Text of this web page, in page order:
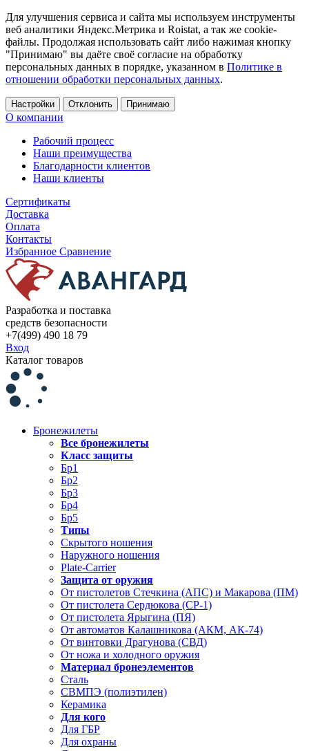
Для улучшения сервиса и сайта мы используем инструменты
веб аналитики Яндекс.Метрика и Roistat, а так же cookie-
файлы. Продолжая использовать сайт либо нажимая кнопку
"Принимаю" вы даёте своё согласие на обработку
персональных данных в порядке, указанном в Политике в
отношении обработки персональных данных.
Настройки Отклонить Принимаю
О компании
Рабочий процесс
Наши преимущества
Благодарности клиентов
Наши клиенты
Сертификаты
Доставка
Оплата
Контакты
Избранное Сравнение
Разработка и поставка
средств безопасности
+7(499) 490 18 79
Вход
Каталог товаров
Бронежилеты
Все бронежилеты
Класс защиты
Бр1
Бр2
Бр3
Бр4
Бр5
Типы
Скрытого ношения
Наружного ношения
Plate-Carrier
Защита от оружия
От пистолетов Стечкина (АПС) и Макарова (ПМ)
От пистолета Сердюкова (СР-1)
От пистолета Ярыгина (ПЯ)
От автоматов Калашникова (АКМ, АК-74)
От винтовки Драгунова (СВД)
От ножа и холодного оружия
Материал бронеэлементов
Сталь
СВМПЭ (полиэтилен)
Керамика
Для кого
Для ГБР
Для охраны